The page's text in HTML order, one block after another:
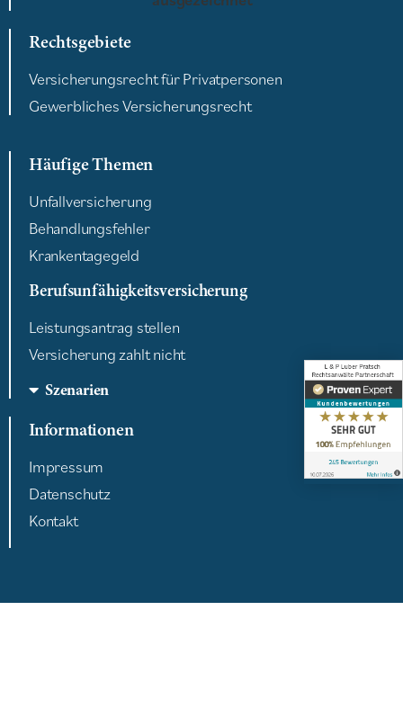
Rechtsgebiete
Versicherungsrecht für Privatpersonen
Gewerbliches Versicherungsrecht
Häufige Themen
Unfallversicherung
Behandlungsfehler
Krankentagegeld
Berufsunfähigkeitsversicherung
Leistungsantrag stellen
Versicherung zahlt nicht
Szenarien
Informationen
Impressum
Datenschutz
Kontakt